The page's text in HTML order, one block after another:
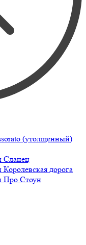
(утолщенный)
Сланец
дорога
Про Стоун